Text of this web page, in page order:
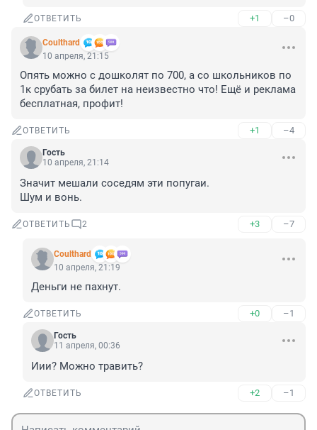
ОТВЕТИТЬ +1 –0
Coulthard
10 апреля, 21:15
Опять можно с дошколят по 700, а со школьников по
1к срубать за билет на неизвестно что! Ещё и реклама
бесплатная, профит!
ОТВЕТИТЬ +1 –4
Гость
10 апреля, 21:14
Значит мешали соседям эти попугаи.
Шум и вонь.
ОТВЕТИТЬ 2 +3 –7
Coulthard
10 апреля, 21:19
Деньги не пахнут.
ОТВЕТИТЬ +0 –1
Гость
11 апреля, 00:36
Иии? Можно травить?
ОТВЕТИТЬ +2 –1